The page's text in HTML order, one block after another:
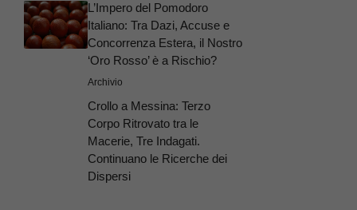
L’Impero del Pomodoro
Italiano: Tra Dazi, Accuse e
Concorrenza Estera, il Nostro
‘Oro Rosso’ è a Rischio?
Archivio
Crollo a Messina: Terzo
Corpo Ritrovato tra le
Macerie, Tre Indagati.
Continuano le Ricerche dei
Dispersi